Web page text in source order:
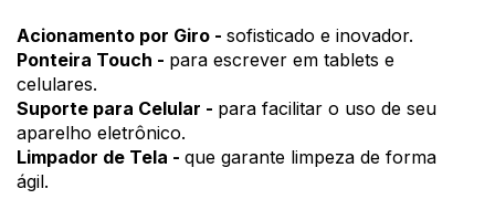
Acionamento por Giro - sofisticado e inovador.
Ponteira Touch - para escrever em tablets e
celulares.
Suporte para Celular - para facilitar o uso de seu
aparelho eletrônico.
Limpador de Tela - que garante limpeza de forma
ágil.